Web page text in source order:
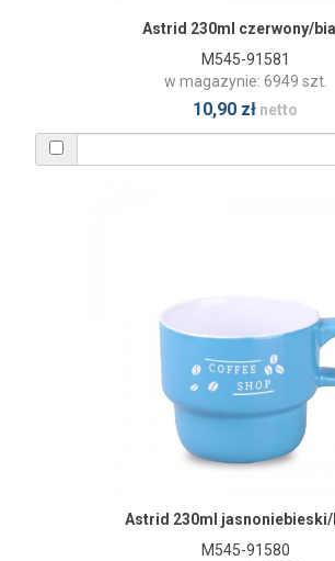
Astrid 230ml czerwony/
M545-91581
w magazynie: 6949 szt.
10,90 zł netto
Astrid 230ml jasnoniebieski/
M545-91580